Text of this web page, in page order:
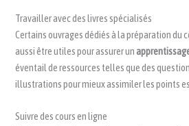
Travailler avec des livres spécialisés
Certains ouvrages dédiés à la préparation du
aussi être utiles pour assurer un
éventail de ressources telles que des
illustrations pour mieux assimiler les points
Suivre des cours en ligne